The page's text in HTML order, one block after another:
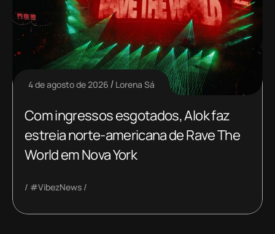
4 de agosto de 2026 Lorena Sá
Com ingressos esgotados, Alok faz
estreia norte-americana de Rave The
World em Nova York
#VibezNews